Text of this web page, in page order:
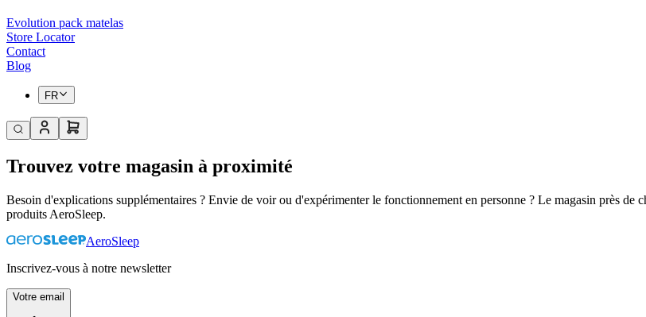
Evolution pack matelas
Store Locator
Contact
Blog
FR
Trouvez votre magasin à proximité
Besoin d'explications supplémentaires ? Envie de voir ou d'expérimenter le fonctionnement en personne ? Le magasin près de
produits AeroSleep.
AeroSleep
Inscrivez-vous à notre newsletter
Votre email